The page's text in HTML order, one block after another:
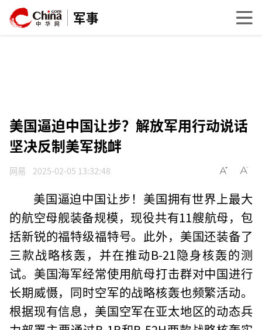
军事
美国逼迫中国让步？解放军用行动说话
坚决反制美军挑衅
网易 2025-02-05 13:32:48
美国逼迫中国让步！美国拥有世界上最大
的航空母舰装备规模，现役共有11艘航母，包
括新锐的福特级福特号。此外，美国还装备了
三款战略核轰，并在推动B-21隐身核轰的测
试。美国海军经常使用航母打击群对中国进行
长期威慑，同时空军的战略核轰也频繁活动。
根据现有信息，美国空军在亚太地区的动态兵